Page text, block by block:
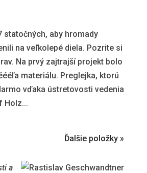
statočných, aby hromady
na veľkolepé diela. Pozrite si
Na prvý zajtrajší projekt bolo
materiálu. Preglejka, ktorú
vďaka ústretovosti vedenia
Holz...
Ďalšie položky »
a